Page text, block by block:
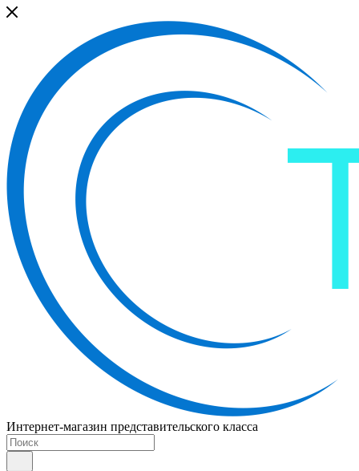
Интернет-магазин представительского класса